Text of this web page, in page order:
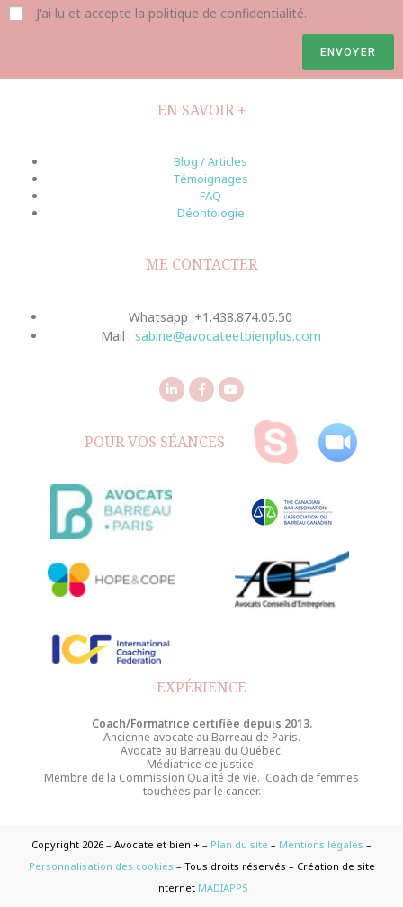
J'ai lu et accepte la politique de confidentialité.
ENVOYER
EN SAVOIR +
Blog / Articles
Témoignages
FAQ
Déontologie
ME CONTACTER
Whatsapp :+1.438.874.05.50
Mail : sabine@avocateetbienplus.com
POUR VOS SÉANCES
EXPÉRIENCE
Coach/Formatrice certifiée depuis 2013.
Ancienne avocate au Barreau de Paris.
Avocate au Barreau du Québec.
Médiatrice de justice.
Membre de la Commission Qualité de vie. Coach de femmes
touchées par le cancer.
Copyright 2026 – Avocate et bien + – Plan du site – Mentions légales –
Personnalisation des cookies – Tous droits réservés – Création de site
internet MADIAPPS